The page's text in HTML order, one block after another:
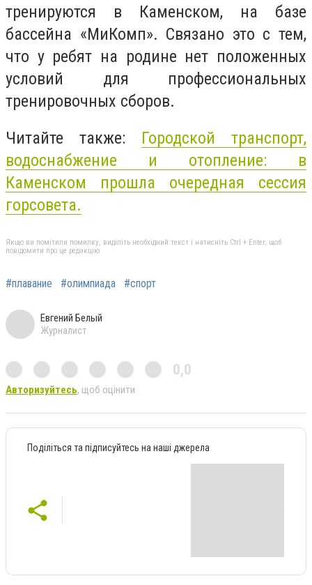
тренируются в Каменском, на базе
бассейна «МиКомп». Связано это с тем,
что у ребят на родине нет положенных
условий для профессиональных
тренировочных сборов.
Читайте также: Городской транспорт,
водоснабжение и отопление: в
Каменском прошла очередная сессия
горсовета.
Якщо ви помітили помилку, виділіть необхідний текст і натисніть Ctrl + Enter, щоб
повідомити про це редакцію
#плавание #олимпиада #спорт
Евгений Белый
Журналист
0,0
Авторизуйтесь, щоб оцінити
Поділіться та підписуйтесь на наші джерела